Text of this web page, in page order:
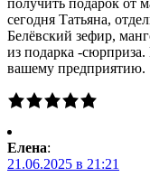
получить подарок от
сегодня Татьяна,
Белёвский зефир,
из подарка -
вашему предприятию.
Елена:
21.06.2025 в 21:21